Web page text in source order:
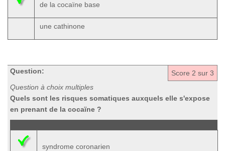
de la cocaïne base
une cathinone
Score 2 sur 3
Question:
Question à choix multiples
Quels sont les risques somatiques auxquels elle s'expose
en prenant de la cocaïne ?
syndrome coronarien